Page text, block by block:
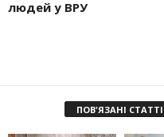
людей у ВРУ
ПОВ'ЯЗАНІ СТАТТІ